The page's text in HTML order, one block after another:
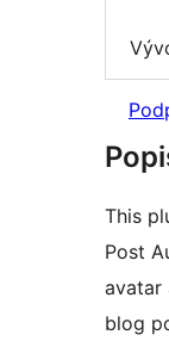
This
Post
avatar
blog